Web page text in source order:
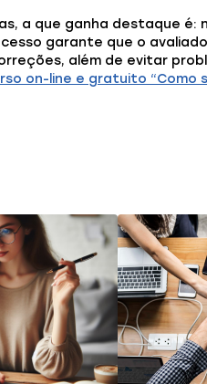
a que ganha destaque é:
garante que o
além de evitar
on-line e gratuito “Como